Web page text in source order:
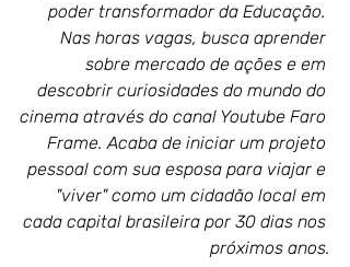
poder transformador da Educação.
Nas horas vagas, busca aprender
sobre mercado de ações e em
descobrir curiosidades do mundo do
cinema através do canal Youtube Faro
Frame. Acaba de iniciar um projeto
pessoal com sua esposa para viajar e
"viver" como um cidadão local em
cada capital brasileira por 30 dias nos
próximos anos.